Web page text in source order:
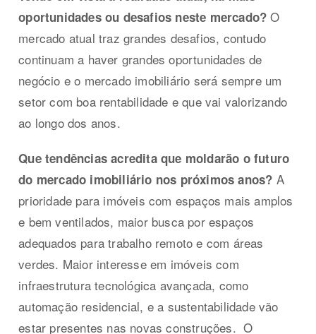
oportunidades ou desafios neste mercado?O
mercado atual traz grandes desafios, contudo
continuam a haver grandes oportunidades de
negócio e o mercado imobiliário será sempre um
setor com boa rentabilidade e que vai valorizando
ao longo dos anos.
Que tendências acredita que moldarão o futuro
do mercado imobiliário nos próximos anos? A
prioridade para imóveis com espaços mais amplos
e bem ventilados, maior busca por espaços
adequados para trabalho remoto e com áreas
verdes. Maior interesse em imóveis com
infraestrutura tecnológica avançada, como
automação residencial, e a sustentabilidade vão
estar presentes nas novas construções. O